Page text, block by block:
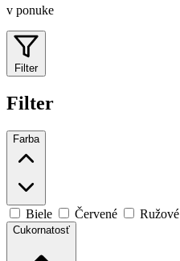
v ponuke
Filter
Filter
Farba
Biele Červené Ružové
Cukornatosť